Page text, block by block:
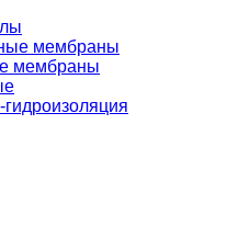
мембраны
мембраны